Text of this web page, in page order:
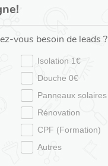
vous besoin de leads ?
Isolation 1€
Douche 0€
Panneaux solaires
Rénovation
CPF (Formation)
Autres